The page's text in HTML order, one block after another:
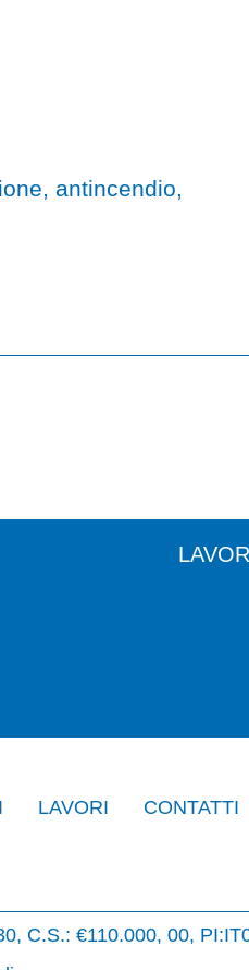
antincendio,
LAVORI CONTATTI
C.S.: €110.000, 00,